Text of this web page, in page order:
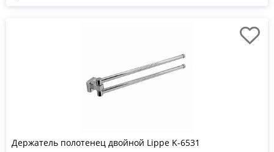
Держатель полотенец двойной Lippe K-6531